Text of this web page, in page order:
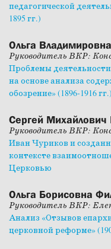
педагогической
1895 гг.)
Ольга
Руководитель ВКР:
Проблемы
на основе анализа
обозрение» (1896-1916 гг.)
Сергей
Руководитель ВКР:
Иван Чуриков и
контексте
Церковью
Ольга Борисовна
Руководитель ВКР:
Анализ «Отзывов
церковной реформе»